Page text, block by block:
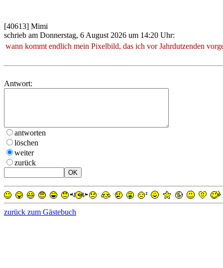
[40613] Mimi
schrieb am Donnerstag, 6 August 2026 um 14:20 Uhr:
wann kommt endlich mein Pixelbild, das ich vor Jahrdutzenden
Antwort:
antworten
löschen
weiter
zurück
zurück zum Gästebuch